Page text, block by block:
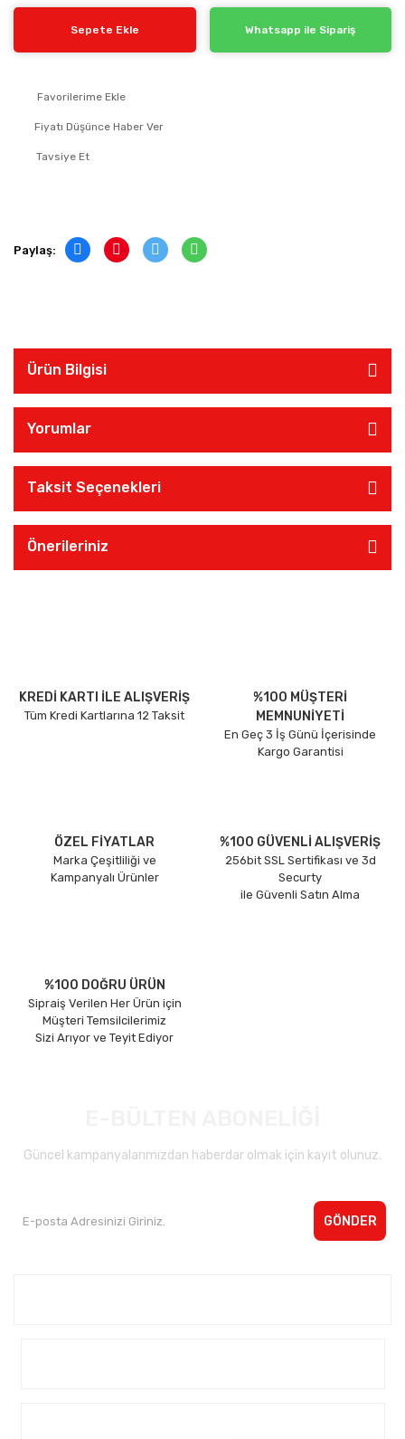
Sepete Ekle Whatsapp ile Sipariş
Fiyatı Düşünce Haber Ver
Tavsiye Et
Paylaş:
Ürün Bilgisi
Yorumlar
Taksit Seçenekleri
Önerileriniz
KREDİ KARTI İLE ALIŞVERİŞ
Tüm Kredi Kartlarına 12 Taksit
%100 MÜŞTERİ
MEMNUNİYETİ
En Geç 3 İş Günü İçerisinde
Kargo Garantisi
ÖZEL FİYATLAR
Marka Çeşitliliği ve
Kampanyalı Ürünler
%100 GÜVENLİ ALIŞVERİŞ
256bit SSL Sertifikası ve 3d
Securty
ile Güvenli Satın Alma
%100 DOĞRU ÜRÜN
Sipraiş Verilen Her Ürün için
Müşteri Temsilcilerimiz
Sizi Arıyor ve Teyit Ediyor
Güncel kampanyalarımızdan haberdar olmak için kayıt olunuz.
GÖNDER